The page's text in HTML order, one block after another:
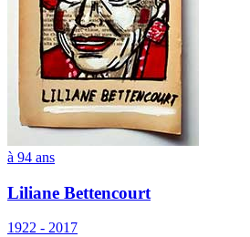
à 94 ans
Liliane Bettencourt
1922 - 2017